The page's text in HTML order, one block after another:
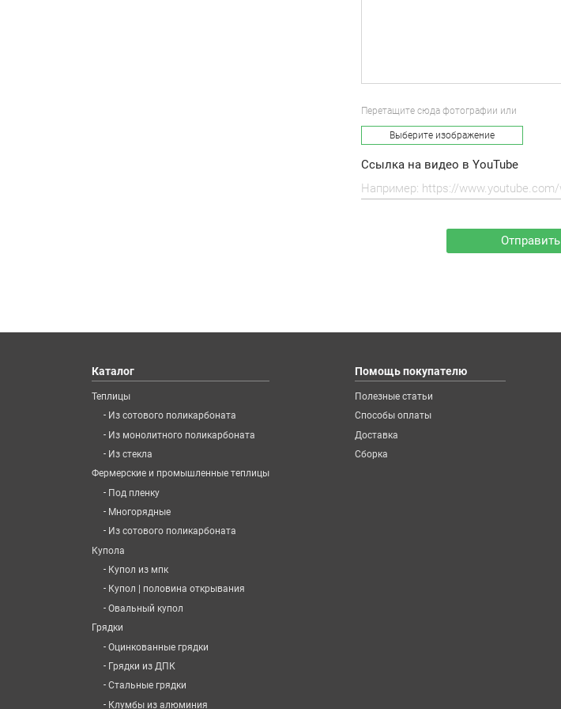
Перетащите сюда фотографии или
Выберите изображение
Ссылка на видео в YouTube
Отправить
Каталог
Теплицы
- Из сотового поликарбоната
- Из монолитного поликарбоната
- Из стекла
Фермерские и промышленные теплицы
- Под пленку
- Многорядные
- Из сотового поликарбоната
Купола
- Купол из мпк
- Купол | половина открывания
-Овальный купол
Грядки
-Оцинкованные грядки
- Грядки из ДПК
-Стальные грядки
- Клумбы из алюминия
Помощь покупателю
Полезные статьи
Способы оплаты
Доставка
Сборка